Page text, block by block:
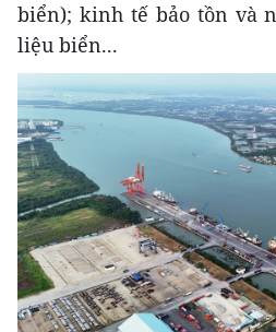
biển); kinh tế bảo tồn và
liệu biển...